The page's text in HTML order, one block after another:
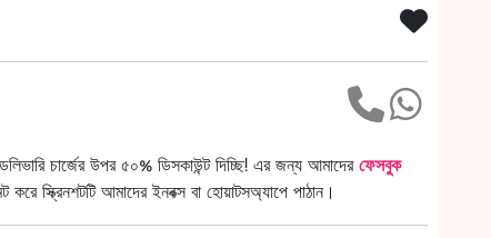
চার্জের উপর ৫০% ডিসকাউন্ট দিচ্ছি! এর জন্য আমাদের ফেসবুক
স্ক্রিনশটটি আমাদের ইনবক্স বা হোয়াটসঅ্যাপে পাঠান।